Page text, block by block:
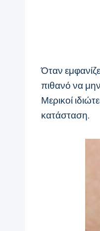
Όταν
πιθανό να
Μερικοί
κατάσταση.